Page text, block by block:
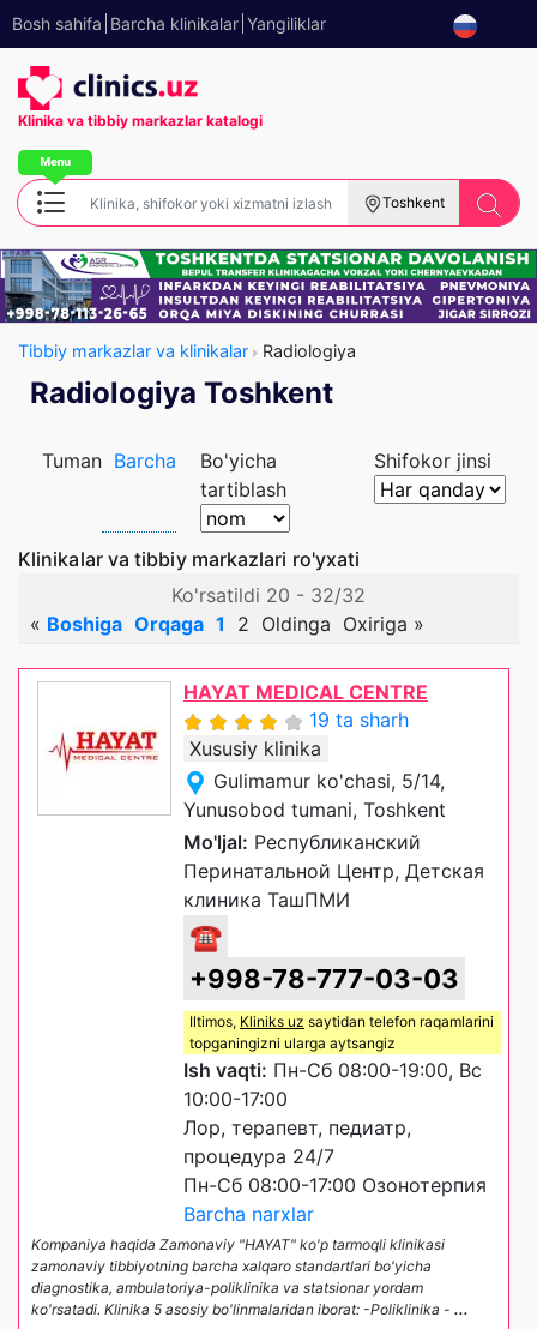
Bosh sahifa Barcha klinikalar Yangiliklar
Klinika va tibbiy markazlar katalogi
Toshkent
Tibbiy markazlar va klinikalar Radiologiya
Radiologiya Toshkent
Tuman Barcha
Bo'yicha
tartiblash
Shifokor jinsi
Klinikalar va tibbiy markazlari ro'yxati
Ko'rsatildi 20 - 32/32
« Boshiga Orqaga 1 2 Oldinga Oxiriga »
HAYAT MEDICAL CENTRE
19 ta sharh
Xususiy klinika
Gulimamur ko'chasi, 5/14,
Yunusobod tumani, Toshkent
Mo'ljal: Республиканский
Перинатальной Центр, Детская
клиника ТашПМИ
☎
+998-78-777-03-03
Iltimos, Kliniks uz saytidan telefon raqamlarini
topganingizni ularga aytsangiz
Ish vaqti: Пн-Сб 08:00-19:00, Вс
10:00-17:00
Лор, терапевт, педиатр,
процедура 24/7
Пн-Сб 08:00-17:00 Озонотерпия
Barcha narxlar
Kompaniya haqida Zamonaviy "HAYAT" ko'p tarmoqli klinikasi
zamonaviy tibbiyotning barcha xalqaro standartlari bo'yicha
diagnostika, ambulatoriya-poliklinika va statsionar yordam
ko'rsatadi. Klinika 5 asosiy bo'linmalaridan iborat: -Poliklinika - ...